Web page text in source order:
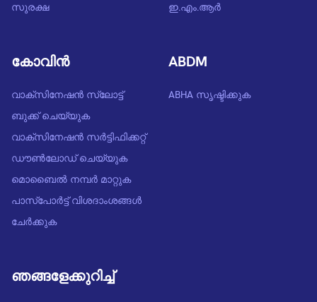
സുരക്ഷ
ഇ.എം.ആർ
കോവിൻ
വാക്സിനേഷൻ സ്ലോട്ട്
ബുക്ക് ചെയ്യുക
വാക്സിനേഷൻ സർട്ടിഫിക്കറ്റ്
ഡൗൺലോഡ് ചെയ്യുക
മൊബൈൽ നമ്പർ മാറ്റുക
പാസ്പോർട്ട് വിശദാംശങ്ങൾ
ചേർക്കുക
ABDM
ABHA സൃഷ്ടിക്കുക
ഞങ്ങളേക്കുറിച്ച്